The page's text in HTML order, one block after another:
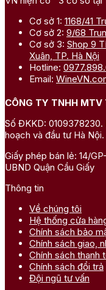
Cơ sở 1: 1168/41
Cơ sở 2: 9/68
Cơ sở 3: Shop 9
Xuân, TP. Hà Nội
Hotline:
Email:
CÔNG TY TNHH MTV
Số ĐKKD: 0109378230.
hoạch và đầu tư Hà Nội.
Giấy phép bán lẻ: 14/
UBND Quận Cầu Giấy
Thông tin
Về chúng tôi
Hệ thống cửa
Chính sách bảo
Chính sách giao,
Chính sách thanh
Chính sách đổi trả
Đội ngũ tư vấn